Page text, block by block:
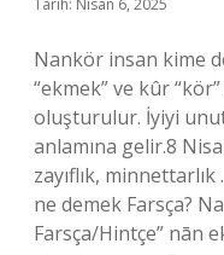
Tarih: Nisan 6, 2025
Nankör insan kime
“ekmek” ve kûr
oluşturulur. İyiyi
anlamına gelir.8
zayıflık,
ne demek Farsça?
Farsça/Hintçe” nān